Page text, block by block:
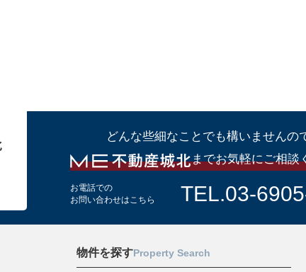
どんな些細なことでも構いませんの
までお気軽にご相談
お電話での
お問い合わせはこちら
TEL.03-
物件を探すProperty Search